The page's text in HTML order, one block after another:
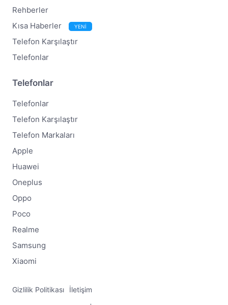
Rehberler
Kısa Haberler
YENİ
Telefon Karşılaştır
Telefonlar
Telefonlar
Telefonlar
Telefon Karşılaştır
Telefon Markaları
Apple
Huawei
Oneplus
Oppo
Poco
Realme
Samsung
Xiaomi
Gizlilik Politikası İletişim